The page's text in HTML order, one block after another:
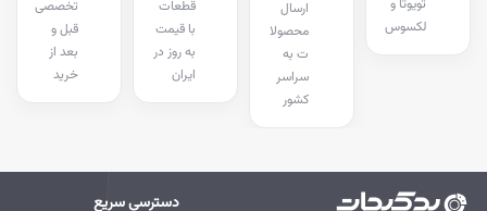
تخصصی
قبل و
بعد از
خرید
قطعات
با قیمت
به روز در
ایران
ارسال
محصولا
ت به
سراسر
کشور
تویوتا و
لکسوس
دسترسی سریع